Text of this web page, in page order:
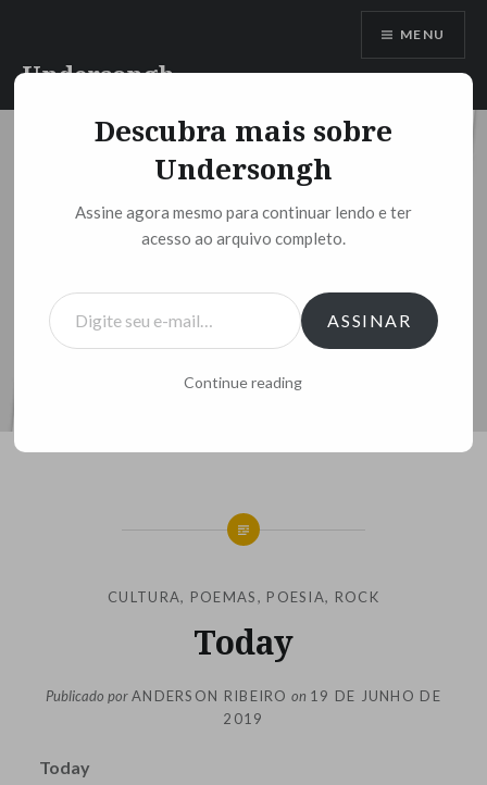
conteúdo
Undersongh
MENU
CULTURA, POEMAS, POESIA, ROCK
Today
Publicado porANDERSON RIBEIRO on 19 DE JUNHO DE
2019
Today
Descubra mais sobre
Undersongh
Assine agora mesmo para continuar lendo e ter
acesso ao arquivo completo.
Digite seu e-mail…
ASSINAR
Continue reading